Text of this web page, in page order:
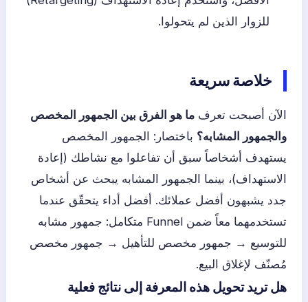
للزوار الذين لم يتحولوا.
خلاصة سريعة
الآن أصبحت تعرف ما هو الفرق بين الجمهور المخصص
والجمهور المشابه؟ باختصار: الجمهور المخصص
يستهدف أشخاصاً سبق أن تفاعلوا مع نشاطك (إعادة
الاستهداف)، بينما الجمهور المشابه يبحث عن أشخاص
جدد يشبهون أفضل عملائك. أفضل أداء يتحقّق عندما
تستخدمهما معاً ضمن Funnel متكامل: جمهور مشابه
للتوسيع → جمهور مخصص للتأهيل → جمهور مخصص
مُصنّف لإغلاق البيع.
هل تريد تحويل هذه المعرفة إلى نتائج فعلية